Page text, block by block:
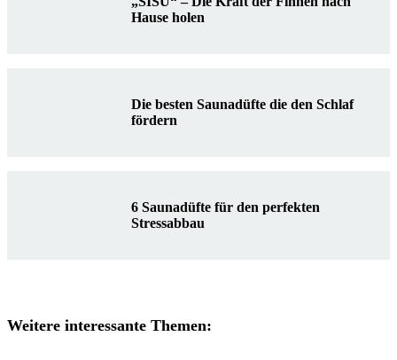
Hause holen
Die besten Saunadüfte die den Schlaf
fördern
6 Saunadüfte für den perfekten
Stressabbau
Weitere interessante Themen: